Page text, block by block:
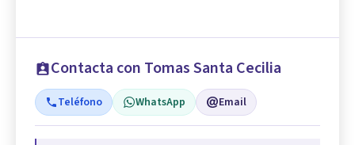
Contacta con Tomas Santa Cecilia
Teléfono WhatsApp Email